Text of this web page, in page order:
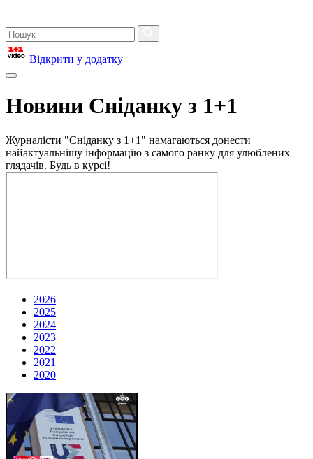
Відкрити у додатку
Новини Сніданку з 1+1
Журналісти "Сніданку з 1+1" намагаються донести
найактуальнішу інформацію з самого ранку для улюблених
глядачів. Будь в курсі!
2026
2025
2024
2023
2022
2021
2020